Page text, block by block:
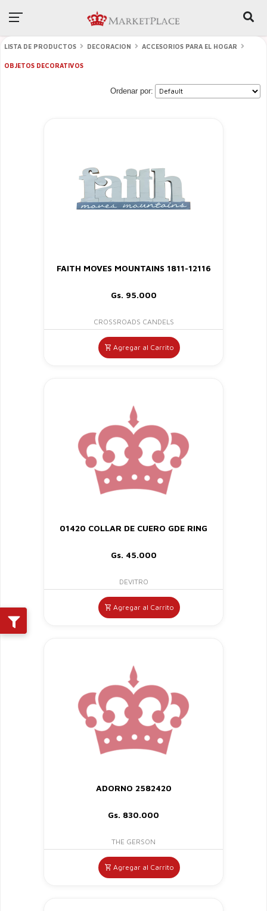
LISTA DE PRODUCTOS DECORACION ACCESORIOS PARA EL HOGAR
OBJETOS DECORATIVOS
Ordenar por:
FAITH MOVES MOUNTAINS 1811-12116
Gs. 95.000
CROSSROADS CANDELS
Agregar al Carrito
01420 COLLAR DE CUERO GDE RING
Gs. 45.000
DEVITRO
Agregar al Carrito
ADORNO 2582420
Gs. 830.000
THE GERSON
Agregar al Carrito